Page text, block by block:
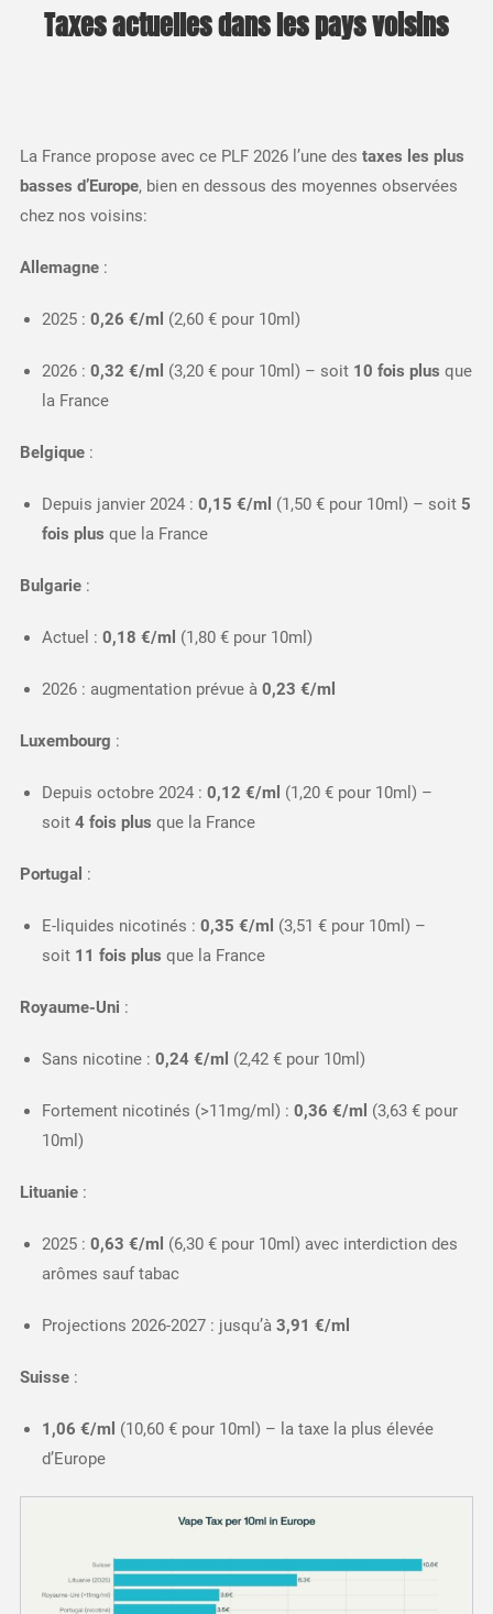
Taxes actuelles dans les pays voisins
La France propose avec ce PLF 2026 l’une des taxes les plus
basses d’Europe, bien en dessous des moyennes observées
chez nos voisins:​
Allemagne:
2025 : 0,26 €/ml (2,60 € pour 10ml)
2026 : 0,32 €/ml (3,20 € pour 10ml) – soit 10 fois plus que
la France​
Belgique:
Depuis janvier 2024 : 0,15 €/ml (1,50 € pour 10ml) – soit 5
fois plus que la France​
Bulgarie:
Actuel : 0,18 €/ml (1,80 € pour 10ml)
2026 : augmentation prévue à 0,23 €/ml
Luxembourg :
Depuis octobre 2024 : 0,12 €/ml (1,20 € pour 10ml) –
soit 4 fois plus que la France​
Portugal :
E-liquides nicotinés : 0,35 €/ml (3,51 € pour 10ml) –
soit 11 fois plus que la France​
Royaume-Uni :
Sans nicotine : 0,24 €/ml (2,42 € pour 10ml)
Fortement nicotinés (>11mg/ml) : 0,36 €/ml (3,63 € pour
10ml)​
Lituanie:
2025 : 0,63 €/ml (6,30 € pour 10ml) avec interdiction des
arômes sauf tabac
Projections 2026-2027 : jusqu’à 3,91 €/ml
Suisse:
1,06 €/ml (10,60 € pour 10ml) – la taxe la plus élevée
d’Europe​